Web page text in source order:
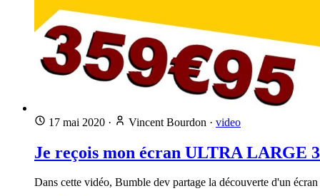
17 mai 2020 · Vincent Bourdon · video
Je reçois mon écran ULTRA LARGE
Dans cette vidéo, Bumble dev partage la découverte d'un